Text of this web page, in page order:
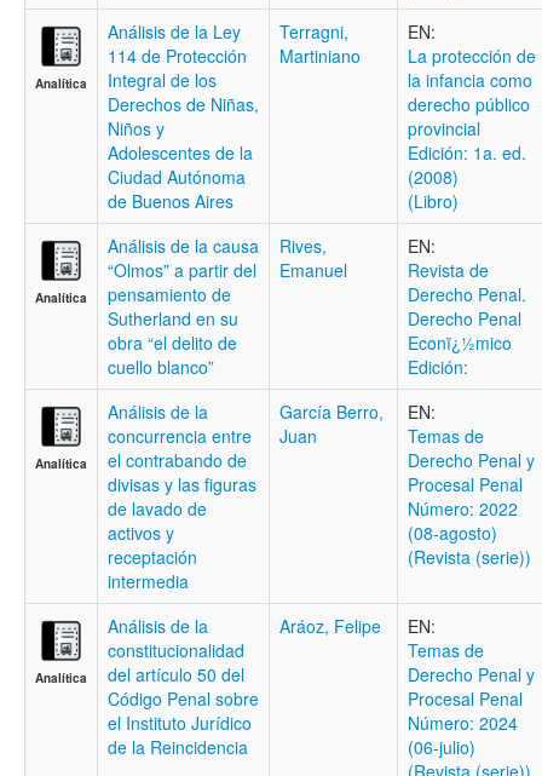
Analítica
Análisis de la Ley
114 de Protección
Integral de los
Derechos de Niñas,
Niños y
Adolescentes de la
Ciudad Autónoma
de Buenos Aires
Terragni,
Martiniano
EN:
La protección de
la infancia como
derecho público
provincial
Edición: 1a. ed.
(2008)
(Libro)
Analítica
Análisis de la causa
“Olmos” a partir del
pensamiento de
Sutherland en su
obra “el delito de
cuello blanco”
Rives,
Emanuel
EN:
Revista de
Derecho Penal.
Derecho Penal
Econï¿½mico
Edición:
Analítica
Análisis de la
concurrencia entre
el contrabando de
divisas y las figuras
de lavado de
activos y
receptación
intermedia
García Berro,
Juan
EN:
Temas de
Derecho Penal y
Procesal Penal
Número: 2022
(08-agosto)
(Revista (serie))
Analítica
Análisis de la
constitucionalidad
del artículo 50 del
Código Penal sobre
el Instituto Jurídico
de la Reincidencia
Aráoz, Felipe
EN:
Temas de
Derecho Penal y
Procesal Penal
Número: 2024
(06-julio)
(Revista (serie))